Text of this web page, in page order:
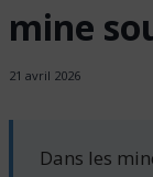
mine
21 avril 2026
Dans les